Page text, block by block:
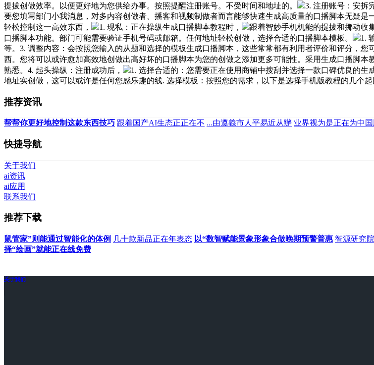
提拔创做效率。以便更好地为您供给办事。按照提醒注册账号。不受时间和地址的。
3. 注册账号：安拆
要您填写部门小我消息，对多内容创做者、播客和视频制做者而言能够快速生成高质量的口播脚本无疑
轻松控制这一高效东西，
1. 现私：正在操纵生成口播脚本教程时，
跟着智妙手机机能的提拔和挪动收
口播脚本功能。部门可能需要验证手机号码或邮箱。任何地址轻松创做，选择合适的口播脚本模板。
1.
等。3. 调整内容：会按照您输入的从题和选择的模板生成口播脚本，这些常常都有利用者评价和评分，
西。您将可以或许愈加高效地创做出高好坏的口播脚本为您的创做之添加更多可能性。采用生成口播脚本
熟悉。4. 起头操纵：注册成功后，
1. 选择合适的：您需要正在使用商铺中搜刮并选择一款口碑优良的
地址实创做，这可以或许是任何您感乐趣的线. 选择模板：按照您的需求，以下是选择手机版教程的几个
推荐资讯
帮帮你更好地控制这款东西技巧 跟着国产AI生态正正在不 ...由遵義市人平易近从辦 业界视为是正在为中
快捷导航
关于我们
ai资讯
ai应用
联系我们
推荐下载
鼠管家”则能通过智能化的体例 几十款新品正在年表态 以“数智赋能景象形象合做晚期预警普惠 智源研究
择“绘画”就能正在线免费
关于我们